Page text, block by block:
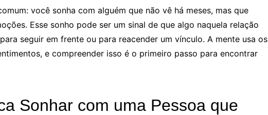
você sonha com alguém que não vê há meses, mas que
Esse sonho pode ser um sinal de que algo naquela relação
seguir em frente ou para reacender um vínculo. A mente usa os
e compreender isso é o primeiro passo para encontrar
Sonhar com uma Pessoa que